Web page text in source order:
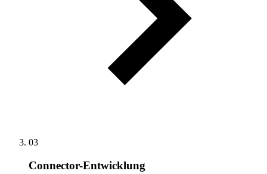
03
Connector-Entwicklung